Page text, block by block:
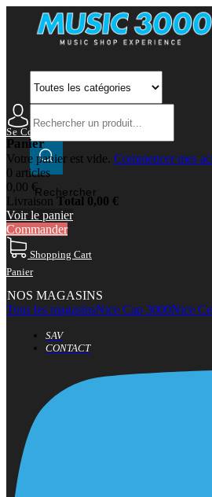
Rechercher
Se Connecter Mon Compte
Panier
Votre panier est vide. Commencer mes
0 articles
0,00 €
Livraison Total 0,00 €
Voir le panier
Commander
Shopping Cart
Panier
NOS MAGASINS
Tous les magasinsNice Cap 3000Nice
SAV
CONTACT